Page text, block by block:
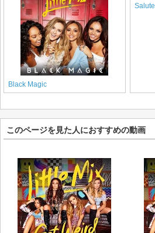
Black Magic
Salute
このページを見た人におすすめの動画